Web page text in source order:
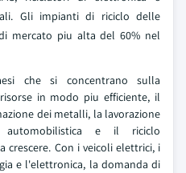
Gli impianti di riciclo delle
mercato piu alta del 60% nel
che si concentrano sulla
in modo piu efficiente, il
dei metalli, la lavorazione
automobilistica e il riciclo
Con i veicoli elettrici, i
e l'elettronica, la domanda di